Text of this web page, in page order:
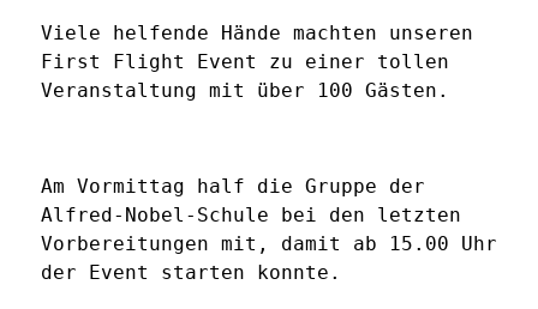
Viele helfende Hände machten unseren
First Flight Event zu einer tollen
Veranstaltung mit über 100 Gästen.
Am Vormittag half die Gruppe der
Alfred-Nobel-Schule bei den letzten
Vorbereitungen mit, damit ab 15.00 Uhr
der Event starten konnte.